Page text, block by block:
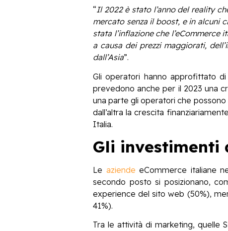
“Il 2022 è stato l’anno del reality
mercato senza il boost, e in alcuni
stata l’inflazione che
a causa dei prezzi maggiorati,
dall’Asia”.
Gli operatori hanno approfittato
prevedono anche per il 2023 una
una parte gli operatori che
dall’altra la crescita
Italia.
Gli investimenti
Le aziende eCommerce italiane
secondo posto si posizionano,
experience del sito web (50%),
41%).
Tra le attività di marketing, quelle